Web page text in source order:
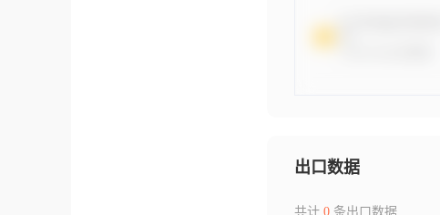
出口数据
共计 0条出口数据